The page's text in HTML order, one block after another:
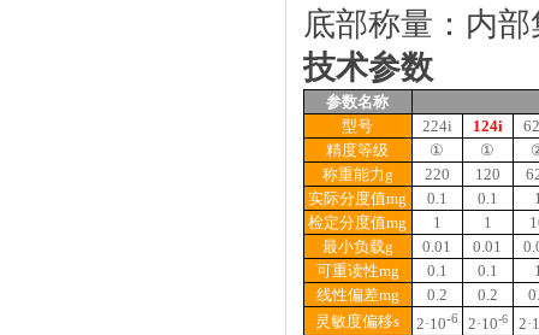
底部称量：内部
技术参数
参数名称
型号
224i 124i
精度等级
① ①
称重能力g
220 120
实际分度值mg
0.1 0.1
检定分度值mg
1 1
最小负载g
0.01 0.01
可重读性mg
0.1 0.1
线性偏差mg
0.2 0.2
灵敏度偏移s
2·10-6 2·10-6